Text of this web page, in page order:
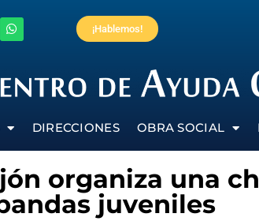
¡Hablemos!
DIRECCIONES OBRA SOCIAL
organiza una
juveniles